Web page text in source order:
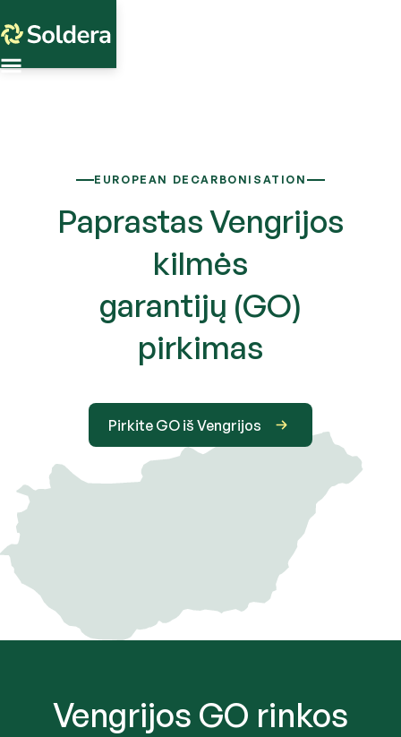
Paprastas Vengrijos
kilmės
garantijų (GO)
pirkimas
EUROPEAN DECARBONISATION
Pirkite GO iš Vengrijos
Vengrijos GO rinkos